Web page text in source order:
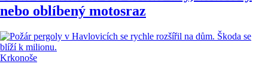
nebo oblíbený motosraz
Krkonoše